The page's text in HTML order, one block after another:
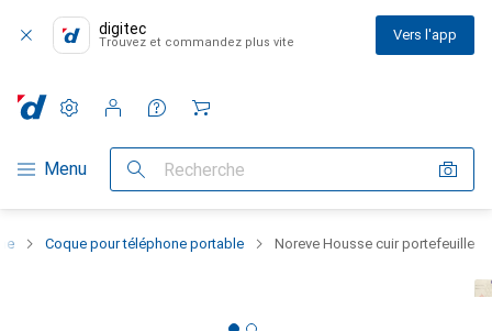
digitec
Trouvez et commandez plus vite Vers l'app
Navigation par catégorie
Menu Recherche
Paramètres
Compte client
Listes de comparaison
Listes d'envies
Panier
Coque pour téléphone portable Noreve Housse cuir portefeuille